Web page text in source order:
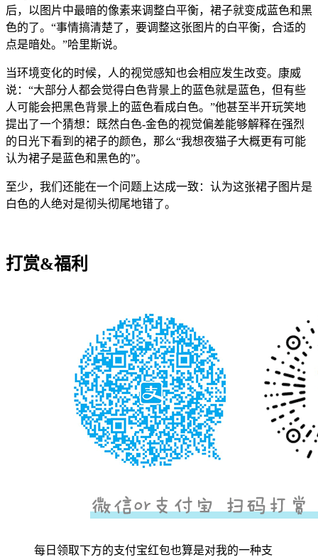
后，以图片中最暗的像素来调整白平衡，裙子就变成蓝色和黑
色的了。“事情搞清楚了，要调整这张图片的白平衡，合适的
点是暗处。”哈里斯说。
当环境变化的时候，人的视觉感知也会相应发生改变。康威
说：“大部分人都会觉得白色背景上的蓝色就是蓝色，但有些
人可能会把黑色背景上的蓝色看成白色。”他甚至半开玩笑地
提出了一个猜想：既然白色-金色的视觉偏差能够解释在强烈
的日光下看到的裙子的颜色，那么“我想夜猫子大概更有可能
认为裙子是蓝色和黑色的”。
至少，我们还能在一个问题上达成一致：认为这张裙子图片是
白色的人绝对是彻头彻尾地错了。
打赏&福利
每日领取下方的支付宝红包也算是对我的一种支